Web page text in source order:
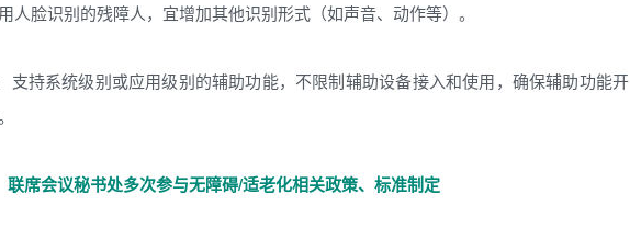
人脸识别的残障人，宜增加其他识别形式（如声音、动作等）。
支持系统级别或应用级别的辅助功能，不限制辅助设备接入和使用，确保辅助功能开
联席会议秘书处多次参与无障碍/适老化相关政策、标准制定